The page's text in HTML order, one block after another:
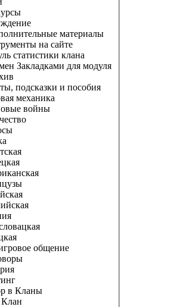
материалы
на сайте
статистики клана
для модуля
подсказки и пособия
механика
войны
общение
в Кланы